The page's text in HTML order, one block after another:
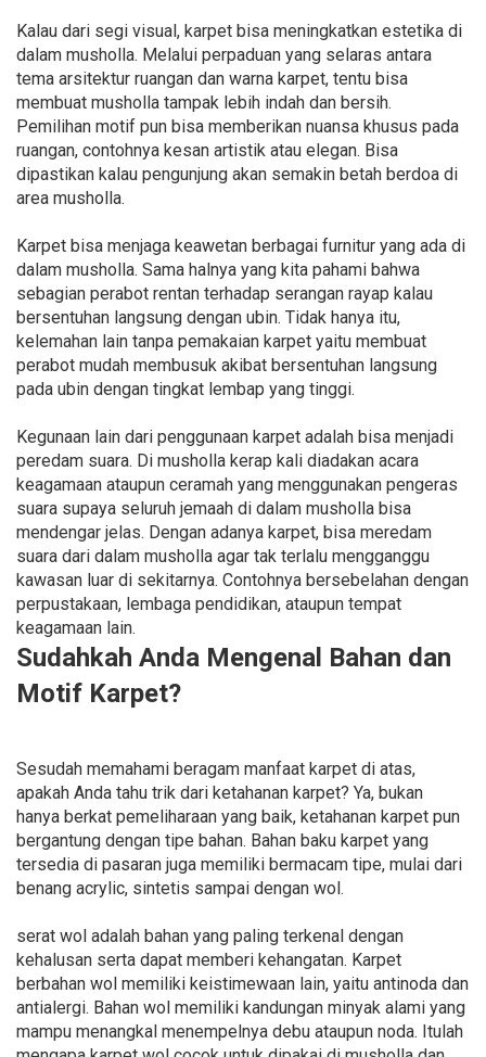
Kalau dari segi visual, karpet bisa meningkatkan estetika di
dalam musholla. Melalui perpaduan yang selaras antara
tema arsitektur ruangan dan warna karpet, tentu bisa
membuat musholla tampak lebih indah dan bersih.
Pemilihan motif pun bisa memberikan nuansa khusus pada
ruangan, contohnya kesan artistik atau elegan. Bisa
dipastikan kalau pengunjung akan semakin betah berdoa di
area musholla.
Karpet bisa menjaga keawetan berbagai furnitur yang ada di
dalam musholla. Sama halnya yang kita pahami bahwa
sebagian perabot rentan terhadap serangan rayap kalau
bersentuhan langsung dengan ubin. Tidak hanya itu,
kelemahan lain tanpa pemakaian karpet yaitu membuat
perabot mudah membusuk akibat bersentuhan langsung
pada ubin dengan tingkat lembap yang tinggi.
Kegunaan lain dari penggunaan karpet adalah bisa menjadi
peredam suara. Di musholla kerap kali diadakan acara
keagamaan ataupun ceramah yang menggunakan pengeras
suara supaya seluruh jemaah di dalam musholla bisa
mendengar jelas. Dengan adanya karpet, bisa meredam
suara dari dalam musholla agar tak terlalu mengganggu
kawasan luar di sekitarnya. Contohnya bersebelahan dengan
perpustakaan, lembaga pendidikan, ataupun tempat
keagamaan lain.
Sudahkah Anda Mengenal Bahan dan
Motif Karpet?
Sesudah memahami beragam manfaat karpet di atas,
apakah Anda tahu trik dari ketahanan karpet? Ya, bukan
hanya berkat pemeliharaan yang baik, ketahanan karpet pun
bergantung dengan tipe bahan. Bahan baku karpet yang
tersedia di pasaran juga memiliki bermacam tipe, mulai dari
benang acrylic, sintetis sampai dengan wol.
serat wol adalah bahan yang paling terkenal dengan
kehalusan serta dapat memberi kehangatan. Karpet
berbahan wol memiliki keistimewaan lain, yaitu antinoda dan
antialergi. Bahan wol memiliki kandungan minyak alami yang
mampu menangkal menempelnya debu ataupun noda. Itulah